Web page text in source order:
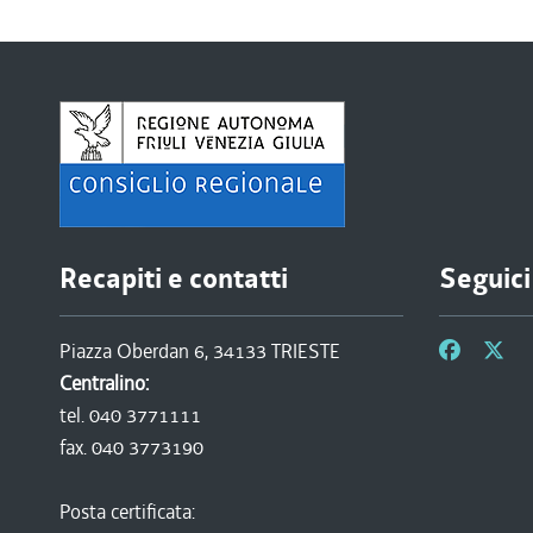
Recapiti e contatti
Piazza Oberdan 6, 34133 TRIESTE
Centralino:
tel. 040 3771111
fax. 040 3773190
Posta certificata: